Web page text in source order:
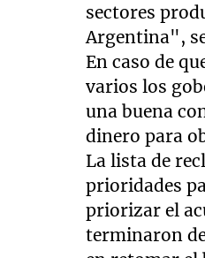
sectores
Argentina",
En caso de
varios los
una buena
dinero para
La lista de
prioridades
priorizar el
terminaron